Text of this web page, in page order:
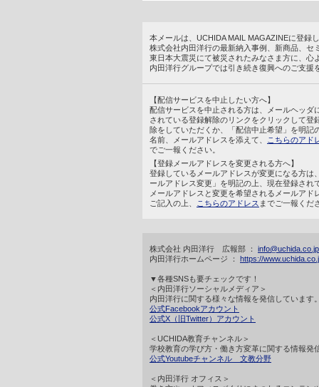
本メールは、UCHIDA MAIL MAGAZINEに登録
株式会社内田洋行の最新納入事例、新商品、
東日本大震災にて被災されたみなさま方に、心
内田洋行グループでは引き続き復興へのご支援
【配信サービスを中止したい方へ】
配信サービスを中止される方は、メールヘッダ
されている登録解除のリンクをクリックして登
除をしていただくか、「配信中止希望」を明記
名前、メールアドレスを添えて、
こちらのアド
でご一報ください。
【登録メールアドレスを変更される方へ】
登録しているメールアドレスが変更になる方は
ールアドレス変更」を明記の上、現在登録され
メールアドレスと変更を希望されるメールアド
ご記入の上、
こちらのアドレス までご一報くだ
株式会社 内田洋行 広報部 ： info@uchida.co.jp
内田洋行ホームページ ： https://
▼各種SNSも要チェックです！
＜内田洋行ソーシャルメディア＞
内田洋行に関する様々な情報を発信しています
公式Facebookアカウント
公式X（旧Twitter）アカウント
＜UCHIDA教育チャンネル＞
学校教育の学び方・働き方変革に関する情報発
公式Youtubeチャンネル 文教分野
＜内田洋行 オフィス＞